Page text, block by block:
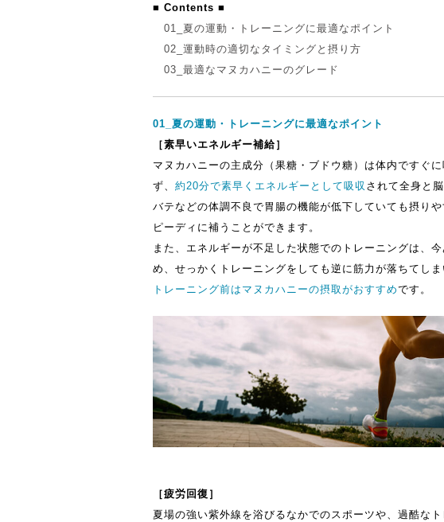
■ Contents ■
01_夏の運動・トレーニングに最適なポイント
02_運動時の適切なタイミングと摂り方
03_最適なマヌカハニーのグレード
01_夏の運動・トレーニングに最適なポイント
［素早いエネルギー補給］
マヌカハニーの主成分（果糖・ブドウ糖）は体内ですぐ
ず、 約20分で素早くエネルギーとして吸収 されて全身と
バテなどの体調不良で胃腸の機能が低下していても摂り
ピーディに補うことができます。
また、エネルギーが不足した状態でのトレーニングは、
め、せっかくトレーニングをしても逆に筋力が落ちてし
トレーニング前はマヌカハニーの摂取がおすすめです。
［疲労回復］
夏場の強い紫外線を浴びるなかでのスポーツや、過酷な